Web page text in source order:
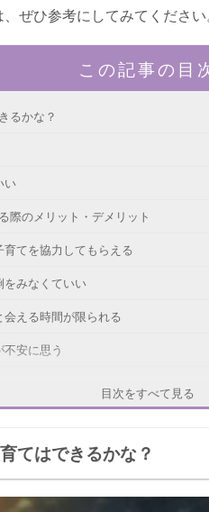
ぜひ参考にしてみてください
この記事の目
るかな？
い
際のメリット・デメリット
てを協力してもらえる
をみなくていい
える時間が限られる
安に思う
ない
にしたい
目次をすべて見る
てはできるかな？